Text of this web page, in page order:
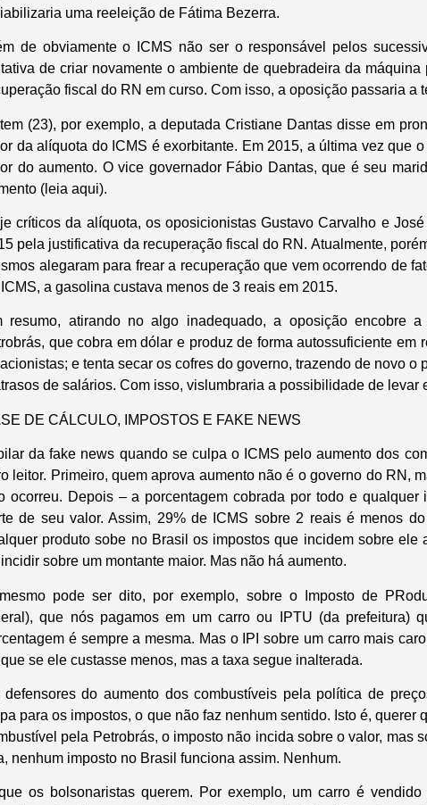
uma reeleição de Fátima Bezerra.
de obviamente o ICMS não ser o responsável pelos
de criar novamente o ambiente de quebradeira da
fiscal do RN em curso. Com isso, a oposição passaria a
(23), por exemplo, a deputada Cristiane Dantas disse em
da alíquota do ICMS é exorbitante. Em 2015, a última vez que
do aumento. O vice governador Fábio Dantas, que é seu
(leia aqui).
críticos da alíquota, os oposicionistas Gustavo Carvalho e
pela justificativa da recuperação fiscal do RN. Atualmente,
alegaram para frear a recuperação que vem ocorrendo de
a gasolina custava menos de 3 reais em 2015.
resumo, atirando no algo inadequado, a oposição encobre
que cobra em dólar e produz de forma autossuficiente em
e tenta secar os cofres do governo, trazendo de novo o
de salários. Com isso, vislumbraria a possibilidade de levar
DE CÁLCULO, IMPOSTOS E FAKE NEWS
da fake news quando se culpa o ICMS pelo aumento dos
leitor. Primeiro, quem aprova aumento não é o governo do RN,
ocorreu. Depois – a porcentagem cobrada por todo e qualquer
de seu valor. Assim, 29% de ICMS sobre 2 reais é menos
produto sobe no Brasil os impostos que incidem sobre ele
sobre um montante maior. Mas não há aumento.
pode ser dito, por exemplo, sobre o Imposto de
que nós pagamos em um carro ou IPTU (da prefeitura)
é sempre a mesma. Mas o IPI sobre um carro mais
se ele custasse menos, mas a taxa segue inalterada.
defensores do aumento dos combustíveis pela política de
para os impostos, o que não faz nenhum sentido. Isto é, querer
pela Petrobrás, o imposto não incida sobre o valor, mas
nenhum imposto no Brasil funciona assim. Nenhum.
os bolsonaristas querem. Por exemplo, um carro é